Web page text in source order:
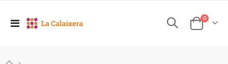
Toggle
Cesta
0elements